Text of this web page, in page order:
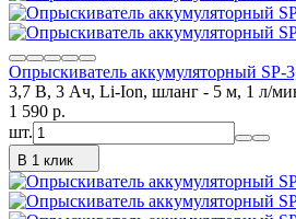
Опрыскиватель аккумуляторный SP-
3,7 В, 3 Ач, Li-Ion, шланг - 5 м, 1 л/
1 590 p.
шт.
В 1 клик